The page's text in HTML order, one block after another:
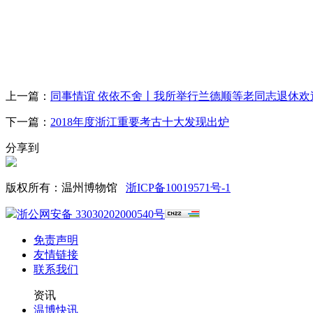
上一篇： 同事情谊 依依不舍丨我所举行兰德顺等老同志退休欢
下一篇： 2018年度浙江重要考古十大发现出炉
分享到
版权所有：温州博物馆 浙ICP备10019571号-1
浙公网安备 33030202000540号
免责声明
友情链接
联系我们
资讯
温博快讯